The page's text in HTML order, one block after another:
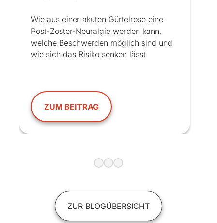
Wie aus einer akuten Gürtelrose eine
Post-Zoster-Neuralgie werden kann,
welche Beschwerden möglich sind und
wie sich das Risiko senken lässt.
ZUM BEITRAG
ZUR BLOGÜBERSICHT